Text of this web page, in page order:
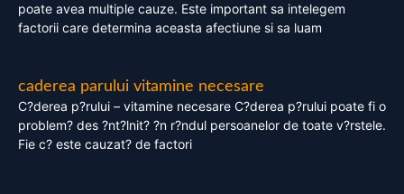
poate avea multiple cauze. Este important sa intelegem
factorii care determina aceasta afectiune si sa luam
caderea parului vitamine necesare
C?derea p?rului – vitamine necesare C?derea p?rului poate fi o
problem? des ?nt?lnit? ?n r?ndul persoanelor de toate v?rstele.
Fie c? este cauzat? de factori